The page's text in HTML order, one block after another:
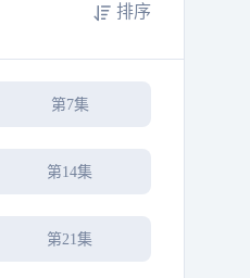
排序
第7集
第14集
第21集